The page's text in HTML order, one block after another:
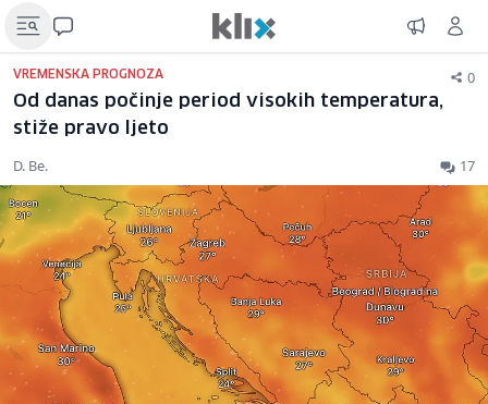
VREMENSKA PROGNOZA 0
Od danas počinje period visokih temperatura,
stiže pravo ljeto
D. Be. 17